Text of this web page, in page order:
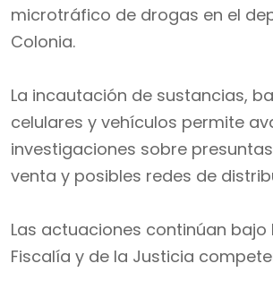
microtráfico de drogas en el
Colonia.
La incautación de sustancias,
celulares y vehículos permite
investigaciones sobre
venta y posibles redes de
Las actuaciones continúan
Fiscalía y de la Justicia